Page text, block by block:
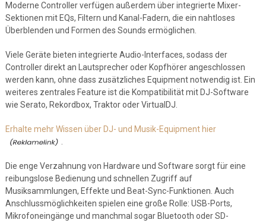
Moderne Controller verfügen außerdem über integrierte Mixer-
Sektionen mit EQs, Filtern und Kanal-Fadern, die ein nahtloses
Überblenden und Formen des Sounds ermöglichen.
Viele Geräte bieten integrierte Audio-Interfaces, sodass der
Controller direkt an Lautsprecher oder Kopfhörer angeschlossen
werden kann, ohne dass zusätzliches Equipment notwendig ist. Ein
weiteres zentrales Feature ist die Kompatibilität mit DJ-Software
wie Serato, Rekordbox, Traktor oder VirtualDJ.
Erhalte mehr Wissen über DJ- und Musik-Equipment hier
Die enge Verzahnung von Hardware und Software sorgt für eine
reibungslose Bedienung und schnellen Zugriff auf
Musiksammlungen, Effekte und Beat-Sync-Funktionen. Auch
Anschlussmöglichkeiten spielen eine große Rolle: USB-Ports,
Mikrofoneingänge und manchmal sogar Bluetooth oder SD-